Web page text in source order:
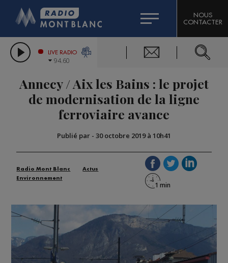
LES CHRONIQUES DE L'EXPERT
CITIZEN MACHINERY
GRAND MASSIF DOMAINES SKIABLES
BIGARD
COMPAGNIE DU MONT-BLANC
NOUS
CONTACTER
LIVE RADIO
94.60
Annecy / Aix les Bains : le projet
de modernisation de la ligne
ferroviaire avance
Publié par - 30 octobre 2019 à 10h41
Radio Mont Blanc
Actus
Environnement